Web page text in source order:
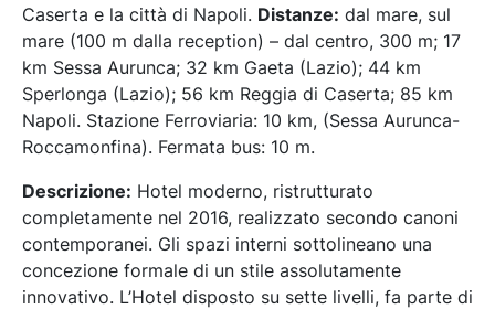
Caserta e la città di Napoli. Distanze: dal mare, sul
mare (100 m dalla reception) – dal centro, 300 m; 17
km Sessa Aurunca; 32 km Gaeta (Lazio); 44 km
Sperlonga (Lazio); 56 km Reggia di Caserta; 85 km
Napoli. Stazione Ferroviaria: 10 km, (Sessa Aurunca-
Roccamonfina). Fermata bus: 10 m.
Descrizione: Hotel moderno, ristrutturato
completamente nel 2016, realizzato secondo canoni
contemporanei. Gli spazi interni sottolineano una
concezione formale di un stile assolutamente
innovativo. L’Hotel disposto su sette livelli, fa parte di